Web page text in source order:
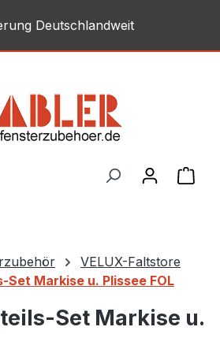
Deutschlandweit
VELUX-Faltstore
Set Markise u. Plissee FOL
Set Markise u.